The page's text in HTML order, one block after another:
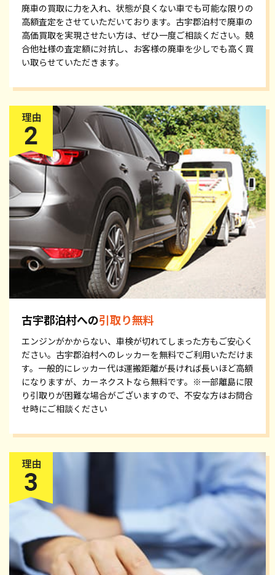
廃車の買取に力を入れ、状態が良くない車でも可能な限りの
高額査定をさせていただいております。古宇郡泊村で廃車の
高価買取を実現させたい方は、ぜひ一度ご相談ください。競
合他社様の査定額に対抗し、お客様の廃車を少しでも高く買
い取らせていただきます。
古宇郡泊村への引取り無料
エンジンがかからない、車検が切れてしまった方もご安心く
ださい。古宇郡泊村へのレッカーを無料でご利用いただけま
す。一般的にレッカー代は運搬距離が長ければ長いほど高額
になりますが、カーネクストなら無料です。※一部離島に限
り引取りが困難な場合がございますので、不安な方はお問合
せ時にご相談ください